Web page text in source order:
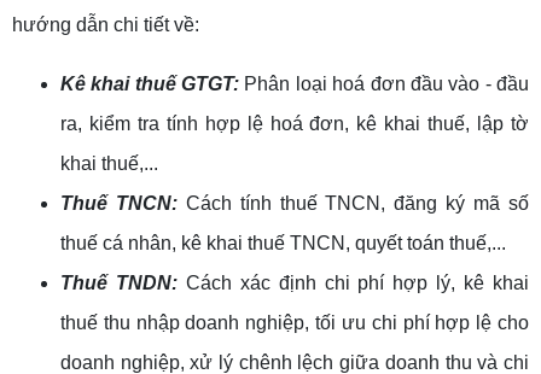
hướng dẫn chi tiết về:
Kê khai thuế GTGT: Phân loại hoá đơn đầu vào - đầu
ra, kiểm tra tính hợp lệ hoá đơn, kê khai thuế, lập tờ
khai thuế,...
Thuế TNCN: Cách tính thuế TNCN, đăng ký mã số
thuế cá nhân, kê khai thuế TNCN, quyết toán thuế,...
Thuế TNDN: Cách xác định chi phí hợp lý, kê khai
thuế thu nhập doanh nghiệp, tối ưu chi phí hợp lệ cho
doanh nghiệp, xử lý chênh lệch giữa doanh thu và chi